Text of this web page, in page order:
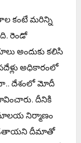
కంటే మ‌రిన్ని
రెండో
అందుకు క‌లిసి
అధికారంలో
దేశంలో మోదీ
దీనికి
నిర్మాణం
దీమాతో